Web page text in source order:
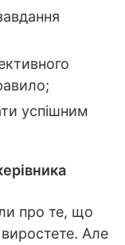
успішним
про те, що
Але